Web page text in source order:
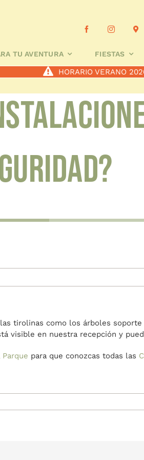
TU AVENTURA FIESTAS
HORARIO VERANO
tirolinas como los árboles
visible en nuestra recepción y
para que conozcas todas las